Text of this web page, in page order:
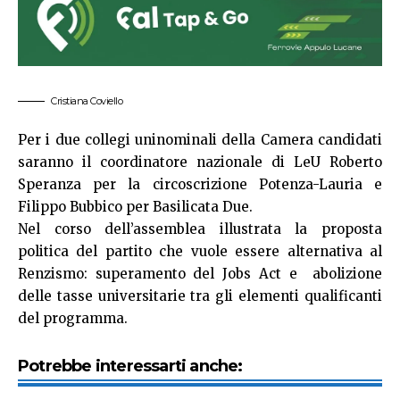
Cristiana Coviello
Per i due collegi uninominali della Camera candidati
saranno il coordinatore nazionale di LeU Roberto
Speranza per la circoscrizione Potenza-Lauria e
Filippo Bubbico per Basilicata Due.
Nel corso dell’assemblea illustrata la proposta
politica del partito che vuole essere alternativa al
Renzismo: superamento del Jobs Act e abolizione
delle tasse universitarie tra gli elementi qualificanti
del programma.
Potrebbe interessarti anche: